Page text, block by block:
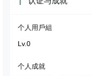
个人用戶組
Lv.0
个人成就